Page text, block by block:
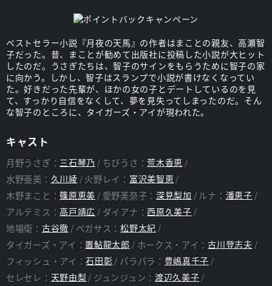
ベストセラー小説『月夜の天馬』の作者はまことの親友、高瀬智
子だった。昔、まことが勧めて出版社に投稿した小説が大ヒット
したのだ。うさぎたちは、智子のサインをもらうために智子の家
に向かう。しかし、智子はスランプで小説が書けなくなってい
た。好きだった先輩が、ほかの女の子とデートしているのを見
て、すっかり自信をなくして、夢を見失ってしまったのだ。そん
な智子のところに、タイガーズ・アイが現われた。
キャスト
月野うさぎ： 三石琴乃 ちびうさ：荒木香恵
水野亜美： 久川綾 火野レイ： 富沢美智恵
木野まこと：篠原恵美 愛野美奈子： 深見梨加 ルナ： 潘恵子
アルテミス： 高戸靖広 ダイアナ：西原久美子
地場衛： 古谷徹 ペガサス：松野太紀
タイガーズ・アイ： 置鮎龍太郎 ホークス・アイ：古川登志夫
フィッシュ・アイ：石田彰 パラパラ： 豊嶋真千子
セレセレ： 天野由梨 ジュンジュン： 渡辺久美子